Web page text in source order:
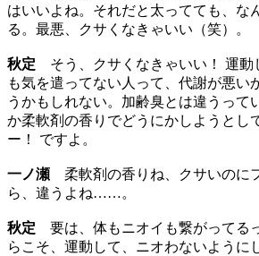
はいいよね。それだと太ってても、な
る。最悪、クサくなきゃいい（笑）。
秋定 そう、クサくなきゃいい！ 運動
も気を遣ってない人って、代謝が悪い
うかもしれない。加齢臭とは違うって
か柔軟剤の香りでどうにかしようとし
ー！ ですよ。
一ノ瀬 柔軟剤の香りね、クサいのに
ら、違うよね……。
秋定 要は、体もニオイも繋がってる
らこそ、運動して、ニオわないように